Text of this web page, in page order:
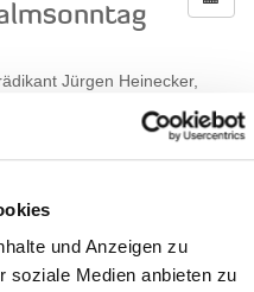
und Anzeigen zu
soziale Medien anbieten zu
Jürgen Heinecker,
Oelixdorf-Itzehoe,